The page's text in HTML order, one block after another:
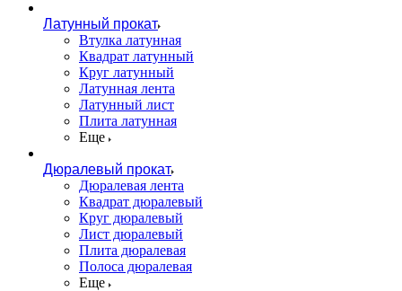
Латунный прокат
Втулка латунная
Квадрат латунный
Круг латунный
Латунная лента
Латунный лист
Плита латунная
Еще
Дюралевый прокат
Дюралевая лента
Квадрат дюралевый
Круг дюралевый
Лист дюралевый
Плита дюралевая
Полоса дюралевая
Еще